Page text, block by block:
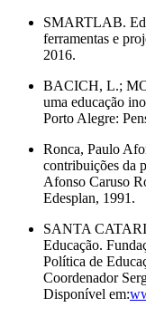
SMARTLAB.
ferramentas e
2016.
BACICH, L.;
uma educação
Porto Alegre:
Ronca, Paulo
contribuições da
Afonso Caruso
Edesplan, 1991.
SANTA
Educação.
Política de
Coordenador
Disponível em: